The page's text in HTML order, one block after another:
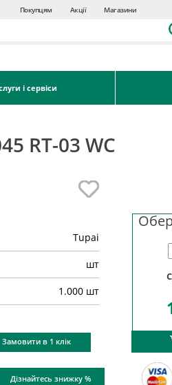
Покупцям Акції Магазини
і сервіси
RT-03 WC
Tupai
шт
1.000 шт
Замовити в 1 клік
Дізнайтесь знижку %